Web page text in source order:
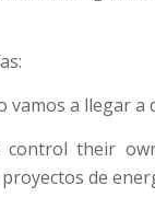
a llegar
their
de